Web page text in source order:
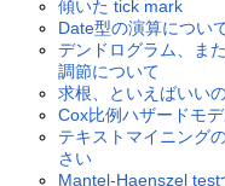
傾いた tick mark
Date型の演算につい
デンドログラム、ま
調節について
求根、といえばいい
Cox比例ハザードモ
テキストマイニング
さい
Mantel-Haenszel